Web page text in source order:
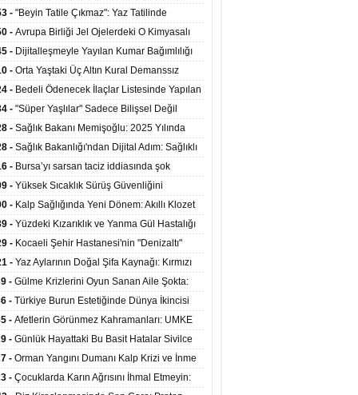
Tutundu
Hastaya 9'uncu Çağrıda Nakil Yapıldı
- "Beyin Tatile Çıkmaz": Yaz Tatilinde
Yüzde 39'u Unutulabiliyor
- Avrupa Birliği Jel Ojelerdeki O Kimyasalı
Kısırlık ve Alerji Riski Uyarısı
- Dijitalleşmeyle Yayılan Kumar Bağımlılığı
ve Aileyi Yıkıma Uğratıyor
- Orta Yaştaki Üç Altın Kural Demanssız
13 Yıl Uzatabiliyor
- Bedeli Ödenecek İlaçlar Listesinde Yapılan
Hakkında Duyuru 2026/30
- "Süper Yaşlılar" Sadece Bilişsel Değil
Olarak da Daha Sağlıklı Yaşıyor
- Sağlık Bakanı Memişoğlu: 2025 Yılında
Aşkın Kişiye Emzirme Eğitimi Verildi
- Sağlık Bakanlığı'ndan Dijital Adım: Sağlıklı
Merkezlerinde Uzaktan Sağlık Hizmeti
- Bursa’yı sarsan taciz iddiasında şok
- Yüksek Sıcaklık Sürüş Güvenliğini
40 Derecede Güvenli Sürüş Süresi 53
İniyor
- Kalp Sağlığında Yeni Dönem: Akıllı Klozet
30 Saniyede Ritim Bozukluğunu Tespit
- Yüzdeki Kızarıklık ve Yanma Gül Hastalığı
Belirtisi Olabilir
- Kocaeli Şehir Hastanesi'nin "Denizaltı"
Ünitesi Hastalara Umut Oluyor
- Yaz Aylarının Doğal Şifa Kaynağı: Kırmızı
Bağışıklığı ve Kalbi Koruyor
- Gülme Krizlerini Oyun Sanan Aile Şokta:
Çocuk 8 Kez Felç Geçirdi
- Türkiye Burun Estetiğinde Dünya İkincisi
- Afetlerin Görünmez Kahramanları: UMKE
Görev Başında
- Günlük Hayattaki Bu Basit Hatalar Sivilce
Tetikliyor
- Orman Yangını Dumanı Kalp Krizi ve İnme
Artırıyor
- Çocuklarda Karın Ağrısını İhmal Etmeyin: